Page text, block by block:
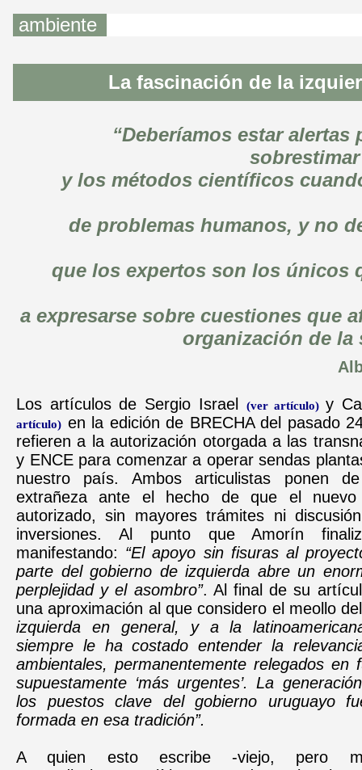
ambiente
La fascinación de la
“Deberíamos estar alertas
y los métodos científicos
de problemas humanos, y no
que los expertos son los únicos
a expresarse sobre cuestiones que
organización de la
Los artículos de Sergio Israel (ver artículo) y
artículo) en la edición de BRECHA del pasado
refieren a la autorización otorgada a las
y ENCE para comenzar a operar sendas
nuestro país. Ambos articulistas ponen
extrañeza ante el hecho de
que el nuevo
autorizado, sin mayores trámites ni
inversiones. Al punto que Amorín
manifestando: “El apoyo sin fisuras al
parte del gobierno de izquierda abre un
perplejidad y el asombro”. Al final de su
una aproximación al que considero el meollo
izquierda en general, y a la
siempre le ha costado entender la
ambientales, permanentemente relegados en
supuestamente ‘más urgentes’. La
los puestos clave del gobierno uruguayo
formada en esa tradición”.
A quien esto escribe -viejo, pero